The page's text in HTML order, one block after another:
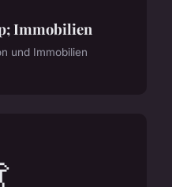
Immobilien
und Immobilien